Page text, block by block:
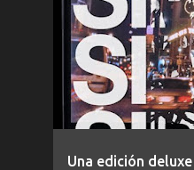
Una edición